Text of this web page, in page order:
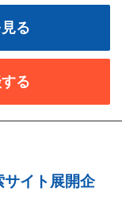
る
る
イト展開企